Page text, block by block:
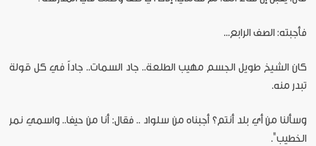
فأجبته: الصف الرابع...
كان الشيخ طويل الجسم مهيب الطلعة.. جاد السمات.. جاداً في كل قولة
تبدر منه.
وسألنا من أي بلد أنتم؟ أجبناه من سلواد .. فقال: أنا من حيفا.. واسمي نمر
الخطيب".